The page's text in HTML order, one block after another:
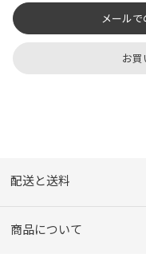
メールで
お買
配送と送料
商品について